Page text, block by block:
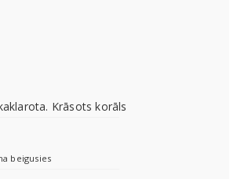
Krāsots korāls
beigusies